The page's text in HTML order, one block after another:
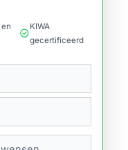
check_circle
KIWA
gecertificeerd